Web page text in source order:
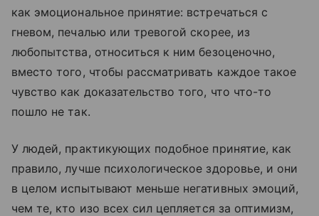
как эмоциональное принятие: встречаться с
гневом, печалью или тревогой скорее, из
любопытства, относиться к ним безоценочно,
вместо того, чтобы рассматривать каждое такое
чувство как доказательство того, что что-то
пошло не так.
У людей, практикующих подобное принятие, как
правило, лучше психологическое здоровье, и они
в целом испытывают меньше негативных эмоций,
чем те, кто изо всех сил цепляется за оптимизм,